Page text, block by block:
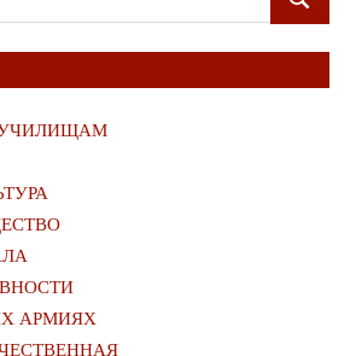
ПОИСК
АРМИЯХ